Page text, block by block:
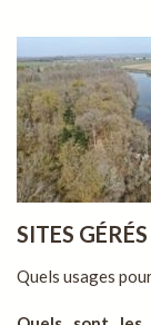
SITES
Quels usages